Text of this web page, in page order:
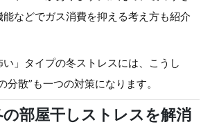
などでガス消費を抑える考え方も紹介
い」タイプの冬ストレスには、こうし
分散”も一つの対策になります。
部屋干しストレスを解消